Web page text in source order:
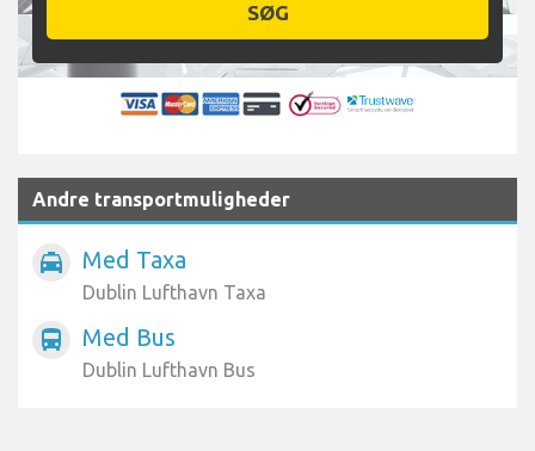
SØG
Andre transportmuligheder
local_taxi Med Taxa
Dublin Lufthavn Taxa
directions_bus Med Bus
Dublin Lufthavn Bus